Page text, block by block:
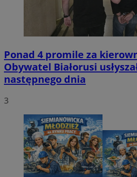
Ponad 4 promile za
Obywatel Białorusi
następnego dnia
3